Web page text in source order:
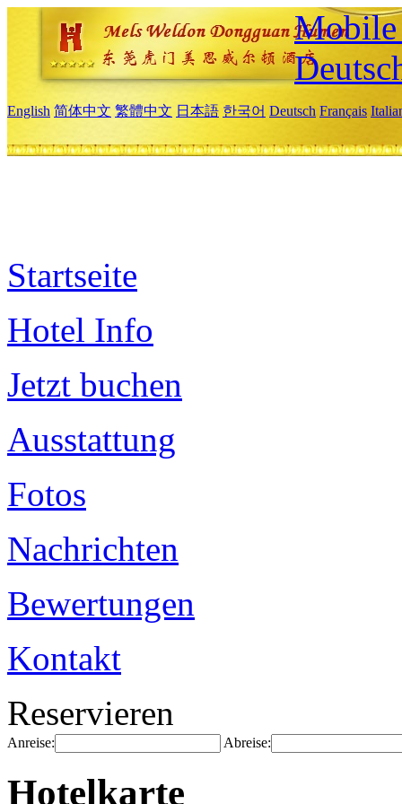
Mobile
English 简体中文 繁體中文 日本語 한국어 Deutsch Français
Startseite
Hotel Info
Jetzt buchen
Ausstattung
Fotos
Nachrichten
Bewertungen
Kontakt
Reservieren
Anreise: Abreise:
Hotelkarte